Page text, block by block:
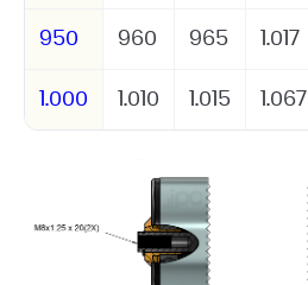
950 960 965 1.017
1.000 1.010 1.015 1.067